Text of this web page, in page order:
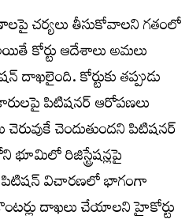
చర్యలు తీసుకోవాలని గతంలో
కోర్టు ఆదేశాలు అమలు
దాఖలైంది. కోర్టుకు తప్పుడు
పిటిషనర్ ఆరోపణలు
చెందుతుందని పిటిషనర్
రిజిస్ట్రేషన్లపై
పిటిషన్ విచారణలో భాగంగా
దాఖలు చేయాలని హైకోర్టు